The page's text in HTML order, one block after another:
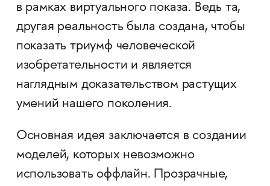
в рамках виртуального показа. Ведь та,
другая реальность была создана, чтобы
показать триумф человеческой
изобретательности и является
наглядным доказательством растущих
умений нашего поколения.
Основная идея заключается в создании
моделей, которых невозможно
использовать оффлайн. Прозрачные,